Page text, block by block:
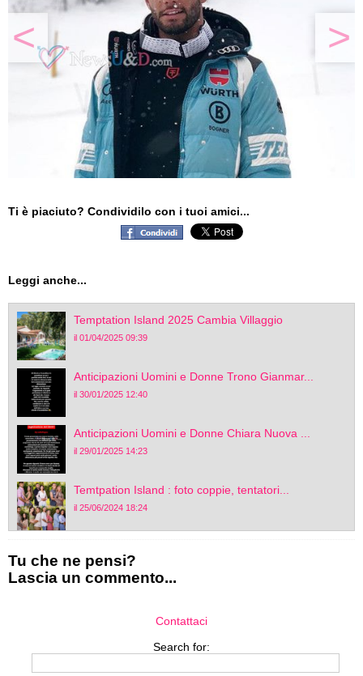
< >
Ti è piaciuto? Condividilo con i tuoi amici...
Leggi anche...
Temptation Island 2025 Cambia Villaggio
il 01/04/2025 09:39
Anticipazioni Uomini e Donne Trono Gianmar...
il 30/01/2025 12:40
Anticipazioni Uomini e Donne Chiara Nuova ...
il 29/01/2025 14:23
Temtpation Island : foto coppie, tentatori...
il 25/06/2024 18:24
Tu che ne pensi?
Lascia un commento...
Contattaci
Search for: